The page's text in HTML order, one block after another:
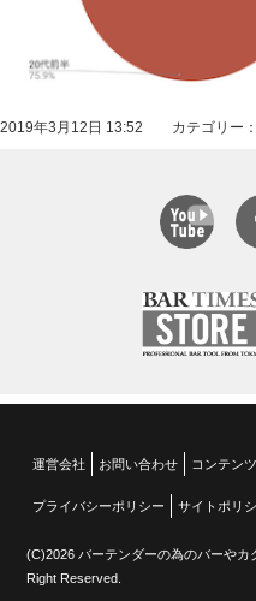
2019年3月12日 13:52 カテゴリー：
運営会社 お問い合わせ コンテン
プライバシーポリシー サイトポリ
(C)2026 バーテンダーの為のバーやカ
Right Reserved.